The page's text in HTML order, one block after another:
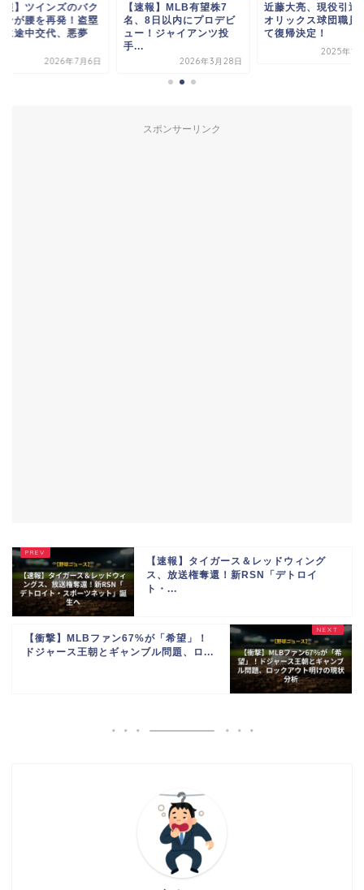
報】ツインズのバク
ンが腰を再発！盗塁
に途中交代、悪夢
2026年7月6日
【速報】MLB有望株7
名、8日以内にプロデビ
ュー！ジャイアンツ投
手...
2026年3月28日
近藤大亮、現役引退
オリックス球団職員
て復帰決定！
2025年12
スポンサーリンク
【速報】タイガース＆レッドウィング
ス、放送権奪還！新RSN「デトロイ
ト・...
【衝撃】MLBファン67%が「希望」！
ドジャース王朝とギャンブル問題、ロ...